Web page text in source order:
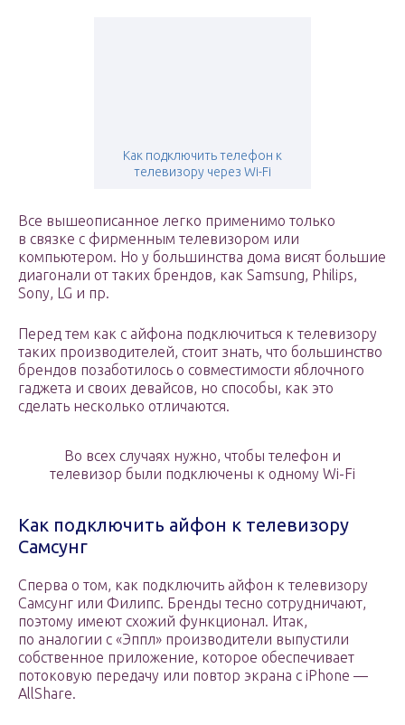
Как подключить телефон к
телевизору через Wi-Fi
Все вышеописанное легко применимо только
в связке с фирменным телевизором или
компьютером. Но у большинства дома висят большие
диагонали от таких брендов, как Samsung, Philips,
Sony, LG и пр.
Перед тем как с айфона подключиться к телевизору
таких производителей, стоит знать, что большинство
брендов позаботилось о совместимости яблочного
гаджета и своих девайсов, но способы, как это
сделать несколько отличаются.
Во всех случаях нужно, чтобы телефон и
телевизор были подключены к одному Wi-Fi
Как подключить айфон к телевизору
Самсунг
Сперва о том, как подключить айфон к телевизору
Самсунг или Филипс. Бренды тесно сотрудничают,
поэтому имеют схожий функционал. Итак,
по аналогии с «Эппл» производители выпустили
собственное приложение, которое обеспечивает
потоковую передачу или повтор экрана с iPhone —
AllShare.